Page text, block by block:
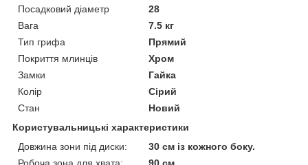
Посадковий діаметр
28
Вага
7.5 кг
Тип грифа
Прямий
Покриття млинців
Хром
Замки
Гайка
Колір
Сірий
Стан
Новий
Користувальницькі характеристики
Довжина зони під диски:
30 см із кожного боку.